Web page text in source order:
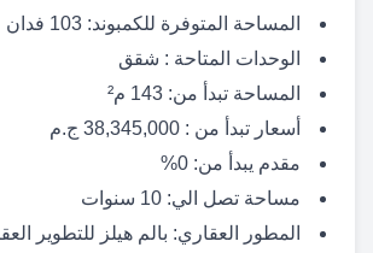
المساحة المتوفرة للكمبوند: 103 فدان
الوحدات المتاحة : شقق
المساحة تبدأ من: 143 م²
أسعار تبدأ من : 38,345,000 ج.م
مقدم يبدأ من: 0%
مساحة تصل الي: 10 سنوات
المطور العقاري: بالم هيلز للتطوير